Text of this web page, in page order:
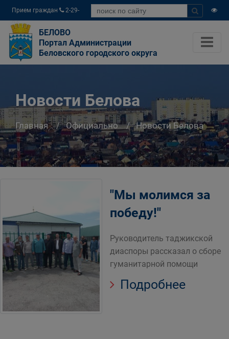
Прием граждан
2-29-
04
БЕЛОВО
Портал Администрации
Беловского городского округа
Новости Белова
Главная Официально Новости Белова
"Мы молимся за
победу!"
Руководитель таджикской
диаспоры рассказал о сборе
гуманитарной помощи
Подробнее